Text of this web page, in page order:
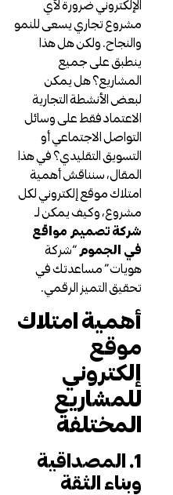
الإلكتروني ضرورة لأي
مشروع تجاري يسعى للنمو
والنجاح. ولكن هل هذا
ينطبق على جميع
المشاريع؟ هل يمكن
لبعض الأنشطة التجارية
الاعتماد فقط على وسائل
التواصل الاجتماعي أو
التسويق التقليدي؟ في هذا
المقال، سنناقش أهمية
امتلاك موقع إلكتروني لكل
مشروع، وكيف يمكن لـ
شركة تصميم مواقع
في الجموم“شركة
هويات” مساعدتك في
تحقيق التميز الرقمي.
أهمية امتلاك
موقع
إلكتروني
للمشاريع
المختلفة
1. المصداقية
وبناء الثقة